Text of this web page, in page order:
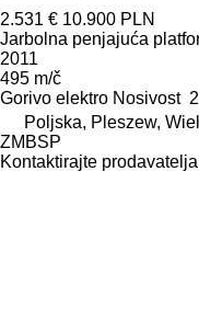
2.531 € 10.900 PLN
Jarbolna penjajuća
2011
495 m/č
Gorivo elektro Nosivost
Poljska, Pleszew,
ZMBSP
Kontaktirajte prodavatelja